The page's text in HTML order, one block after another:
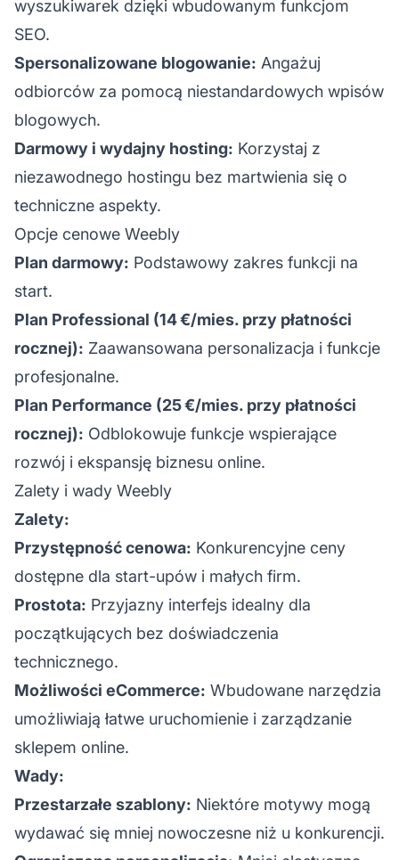
wyszukiwarek dzięki wbudowanym funkcjom
SEO.
Spersonalizowane blogowanie: Angażuj
odbiorców za pomocą niestandardowych wpisów
blogowych.
Darmowy i wydajny hosting: Korzystaj z
niezawodnego hostingu bez martwienia się o
techniczne aspekty.
Opcje cenowe Weebly
Plan darmowy: Podstawowy zakres funkcji na
start.
Plan Professional (14 €/mies. przy płatności
rocznej): Zaawansowana personalizacja i funkcje
profesjonalne.
Plan Performance (25 €/mies. przy płatności
rocznej): Odblokowuje funkcje wspierające
rozwój i ekspansję biznesu online.
Zalety i wady Weebly
Zalety:
Przystępność cenowa: Konkurencyjne ceny
dostępne dla start-upów i małych firm.
Prostota: Przyjazny interfejs idealny dla
początkujących bez doświadczenia
technicznego.
Możliwości eCommerce: Wbudowane narzędzia
umożliwiają łatwe uruchomienie i zarządzanie
sklepem online.
Wady:
Przestarzałe szablony: Niektóre motywy mogą
wydawać się mniej nowoczesne niż u konkurencji.